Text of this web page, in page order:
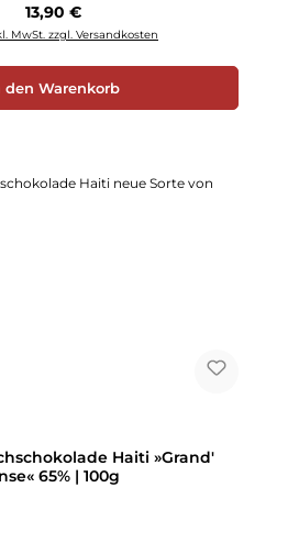
Regulärer Preis:
13,90 €
MwSt. zzgl. Versandkosten
den Warenkorb
Haiti »Grand'
65% | 100g